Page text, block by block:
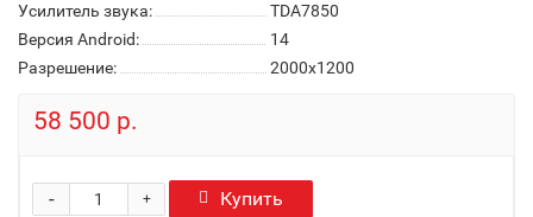
Усилитель звука:
TDA7850
Версия Android:
14
Разрешение:
2000x1200
58 500 р.
+
- Купить